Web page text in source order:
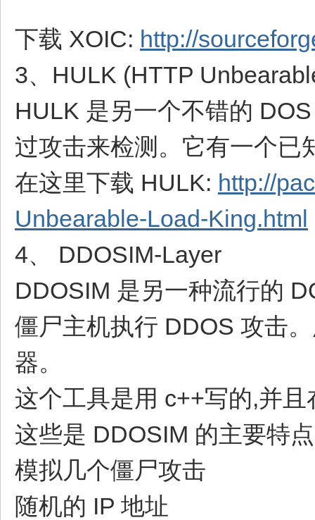
下载 XOIC: http://
3、HULK (HTTP
HULK 是另一个不错的
过攻击来检测。它有一个已
在这里下载 HULK: http://
Unbearable-Load-King.html
4、 DDOSIM-Layer
DDOSIM 是另一种流行的
僵尸主机执行 DDOS 攻击
器。
这个工具是用 c++写的,并
这些是 DDOSIM 的主要特
模拟几个僵尸攻击
随机的 IP 地址